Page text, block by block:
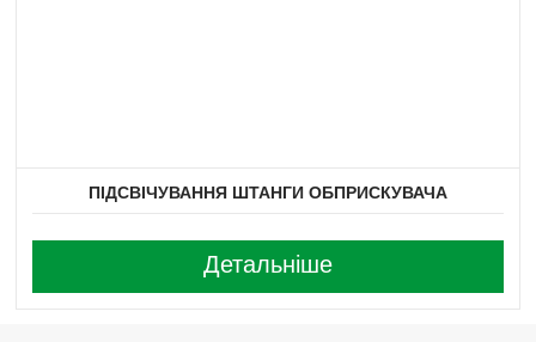
ПІДСВІЧУВАННЯ ШТАНГИ ОБПРИСКУВАЧА
Детальніше